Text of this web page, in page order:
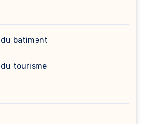
batiment
tourisme